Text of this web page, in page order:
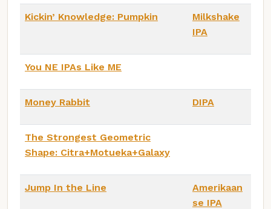
Kickin’ Knowledge: Pumpkin
Milkshake
IPA
You NE IPAs Like ME
Money Rabbit DIPA
The Strongest Geometric
Shape: Citra+Motueka+Galaxy
Jump In the Line
Amerikaan
se IPA